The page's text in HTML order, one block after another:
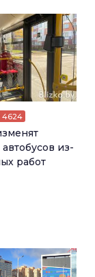
4624
из-
работ